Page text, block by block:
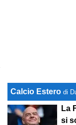
Calcio Estero di
La
si